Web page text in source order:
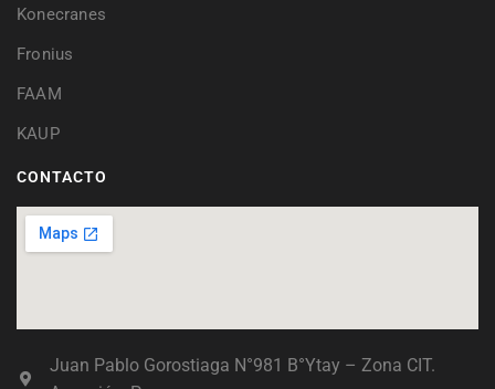
Konecranes
Fronius
FAAM
KAUP
CONTACTO
Juan Pablo Gorostiaga N°981 B°Ytay – Zona CIT.